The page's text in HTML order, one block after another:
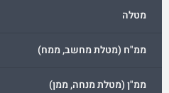
מטלה
ממ"ח (מטלת מחשב, ממח)
ממ"ן (מטלת מנחה, ממן)